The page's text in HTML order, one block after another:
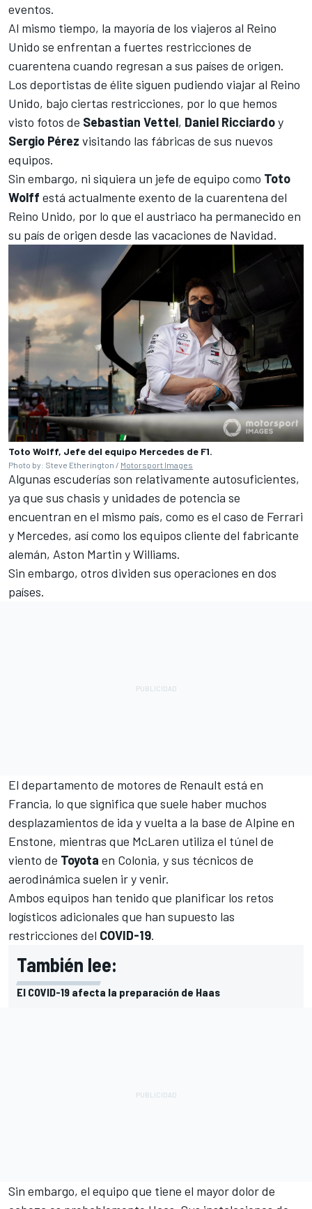
eventos.
Al mismo tiempo, la mayoría de los viajeros al Reino
Unido se enfrentan a fuertes restricciones de
cuarentena cuando regresan a sus países de origen.
Los deportistas de élite siguen pudiendo viajar al Reino
Unido, bajo ciertas restricciones, por lo que hemos
visto fotos de Sebastian Vettel, Daniel Ricciardoy
Sergio Pérez visitando las fábricas de sus nuevos
equipos.
Sin embargo, ni siquiera un jefe de equipo como Toto
Wolff está actualmente exento de la cuarentena del
Reino Unido, por lo que el austriaco ha permanecido en
su país de origen desde las vacaciones de Navidad.
Toto Wolff, Jefe del equipo Mercedes de F1.
Photo by: Steve Etherington / Motorsport Images
Algunas escuderías son relativamente autosuficientes,
ya que sus chasis y unidades de potencia se
encuentran en el mismo país, como es el caso de Ferrari
y Mercedes, así como los equipos cliente del fabricante
alemán, Aston Martin yWilliams.
Sin embargo, otros dividen sus operaciones en dos
países.
El departamento de motores de Renault está en
Francia, lo que significa que suele haber muchos
desplazamientos de ida y vuelta a la base de Alpine en
Enstone, mientras que McLaren utiliza el túnel de
viento de Toyota en Colonia, y sus técnicos de
aerodinámica suelen ir y venir.
Ambos equipos han tenido que planificar los retos
logísticos adicionales que han supuesto las
restricciones del COVID-19.
También lee:
El COVID-19 afecta la preparación de Haas
Sin embargo, el equipo que tiene el mayor dolor de